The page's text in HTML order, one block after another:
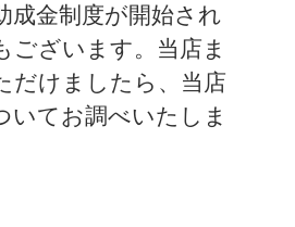
成金制度が開始され
ございます。当店ま
だけましたら、当店
いてお調べいたしま